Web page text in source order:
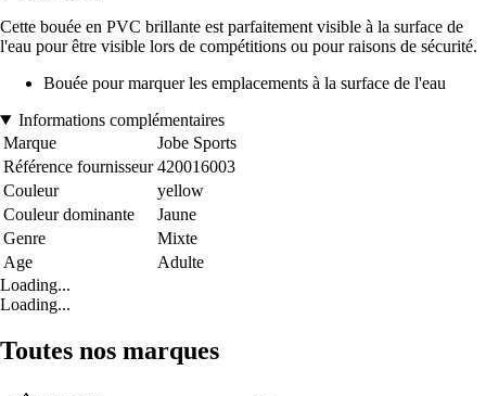
Cette bouée en PVC brillante est parfaitement visible à la surface de
l'eau pour être visible lors de compétitions ou pour raisons de sécurité.
Bouée pour marquer les emplacements à la surface de l'eau
Informations complémentaires
Marque
Jobe Sports
Référence fournisseur 420016003
Couleur
yellow
Couleur dominante
Jaune
Genre
Mixte
Age
Adulte
Loading...
Loading...
Toutes nos marques